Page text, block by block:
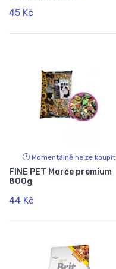
45 Kč
Momentálně nelze koupit
FINE PET Morče premium
800g
44 Kč